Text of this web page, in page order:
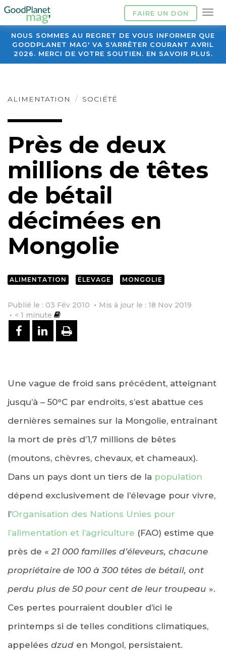
FAIRE UN DON
NOUS SOMMES AU REGRET DE VOUS INFORMER QUE
GOODPLANET MAG' VA S'ARRÊTER COURANT AVRIL
2026. MERCI DE VOTRE SOUTIEN. EN SAVOIR PLUS.
ALIMENTATION SOCIÉTÉ
Près de deux
millions de têtes
de bétail
décimées en
Mongolie
ALIMENTATION ÉLEVAGE MONGOLIE
Publié le : 03 Fév 2010
Mis à jour le : 18 Nov 2019
< 1 minute
PARTAGER SUR FACEBOOK
PARTAGER SUR LINKEDIN
IMPRIMER
Une vague de froid sans précédent, atteignant
jusqu’à – 50°C par endroits, s’est abattue ces
dernières semaines sur la Mongolie, entraînant
la mort de près d’1,7 millions de bêtes
(moutons, chèvres, chevaux, et chameaux).
Dans un pays dont un tiers de la population
dépend exclusivement de l’élevage pour vivre,
l’Organisation des Nations Unies pour
l’alimentation et l’agriculture (FAO) estime que
près de « 21 000 familles d’éleveurs, chacune
propriétaire de 100 à 300 têtes de bétail, ont
perdu plus de 50 pour cent de leur troupeau ».
Ces pertes pourraient doubler d’ici le
printemps si de telles conditions climatiques,
appelées dzud en Mongol, persistaient.